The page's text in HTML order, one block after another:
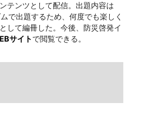
テンツとして配信。出題内容は
で出題するため、何度でも楽しく
して編冊した。今後、防災啓発イ
サイトで閲覧できる。